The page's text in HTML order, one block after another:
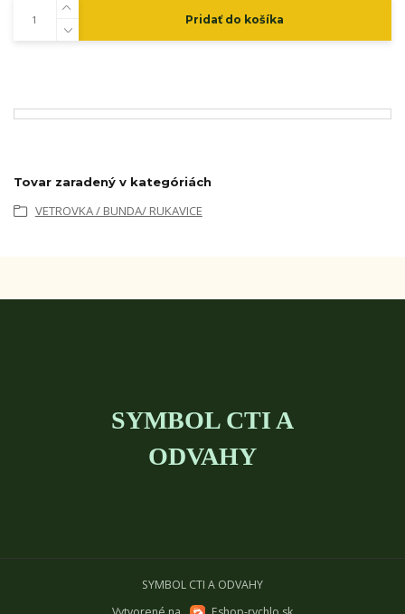
Pridať do košíka
Tovar zaradený v kategóriách
VETROVKA / BUNDA/ RUKAVICE
SYMBOL CTI A
ODVAHY
SYMBOL CTI A ODVAHY